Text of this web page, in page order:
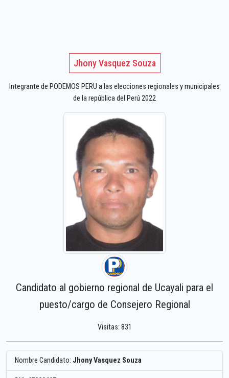
Jhony Vasquez Souza
Integrante de PODEMOS PERU a las elecciones regionales y municipales
de la república del Perú 2022
Candidato al gobierno regional de Ucayali para el
puesto/cargo de Consejero Regional
Visitas: 831
Nombre Candidato: Jhony Vasquez Souza